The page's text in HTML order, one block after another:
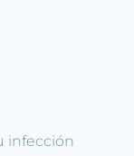
infección